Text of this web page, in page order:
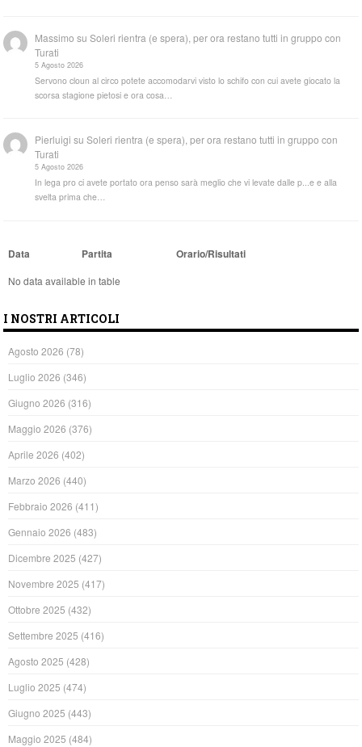
Massimo suSoleri rientra (e spera), per ora restano tutti in gruppo con
Turati
5 Agosto 2026
Servono cloun al circo potete accomodarvi visto lo schifo con cui avete giocato la
scorsa stagione pietosi e ora cosa…
Pierluigi suSoleri rientra (e spera), per ora restano tutti in gruppo con
Turati
5 Agosto 2026
In lega pro ci avete portato ora penso sarà meglio che vi levate dalle p...e e alla
svelta prima che…
Data Partita Orario/Risultati
No data available in table
I NOSTRI ARTICOLI
Agosto 2026 (78)
Luglio 2026 (346)
Giugno 2026 (316)
Maggio 2026 (376)
Aprile 2026 (402)
Marzo 2026 (440)
Febbraio 2026 (411)
Gennaio 2026 (483)
Dicembre 2025 (427)
Novembre 2025 (417)
Ottobre 2025 (432)
Settembre 2025 (416)
Agosto 2025 (428)
Luglio 2025 (474)
Giugno 2025 (443)
Maggio 2025 (484)